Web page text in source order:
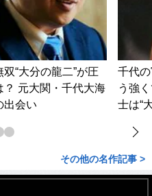
“大分の龍二”が圧
元大関・千代大海
出会い
千代
う強
士は“
その他の名作記事 >